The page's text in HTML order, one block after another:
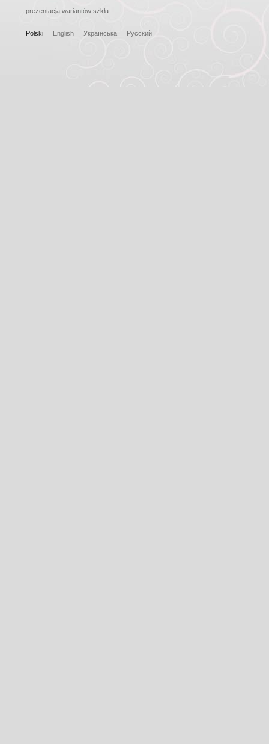
prezentacja wariantów szkła
Polski English Українська Русский